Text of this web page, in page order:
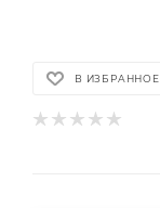
В ИЗБРАННОЕ